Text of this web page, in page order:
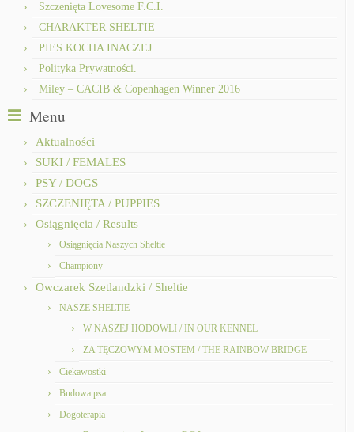
Szczenięta Lovesome F.C.I.
CHARAKTER SHELTIE
PIES KOCHA INACZEJ
Polityka Prywatności.
Miley – CACIB & Copenhagen Winner 2016
Menu
Aktualności
SUKI / FEMALES
PSY / DOGS
SZCZENIĘTA / PUPPIES
Osiągnięcia / Results
Osiągnięcia Naszych Sheltie
Championy
Owczarek Szetlandzki / Sheltie
NASZE SHELTIE
W NASZEJ HODOWLI / IN OUR KENNEL
ZA TĘCZOWYM MOSTEM / THE RAINBOW BRIDGE
Ciekawostki
Budowa psa
Dogoterapia